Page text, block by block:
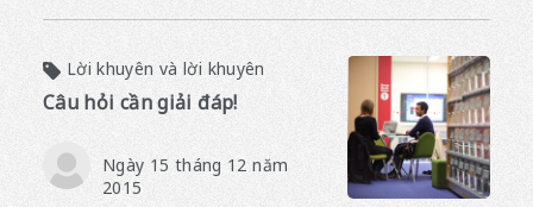
Lời khuyên và lời khuyên
Câu hỏi cần giải đáp!
Ngày 15 tháng 12 năm
2015